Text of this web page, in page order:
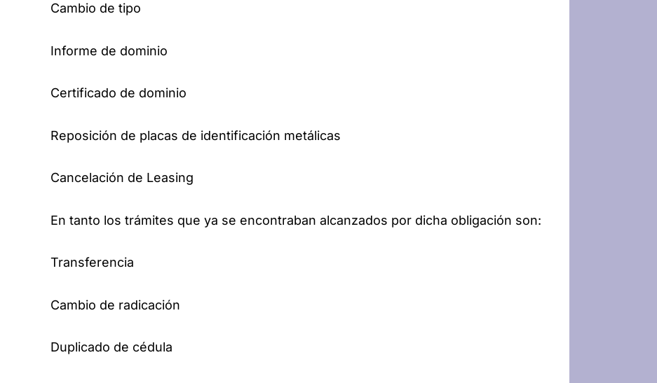
Cambio de tipo
Informe de dominio
Certificado de dominio
Reposición de placas de identificación metálicas
Cancelación de Leasing
En tanto los trámites que ya se encontraban alcanzados por dicha obligación son:
Transferencia
Cambio de radicación
Duplicado de cédula